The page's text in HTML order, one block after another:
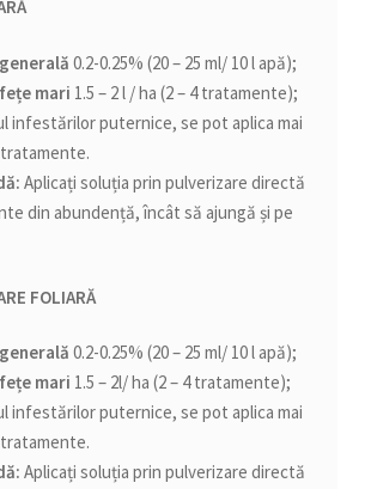
0.2-0.25% (20 – 25 ml/ 10 l apă);
mari 1.5 – 2 l / ha (2 – 4 tratamente);
infestărilor puternice, se pot aplica mai
Aplicați soluția prin pulverizare directă
din abundență, încât să ajungă și pe
FOLIARĂ
0.2-0.25% (20 – 25 ml/ 10 l apă);
mari 1.5 – 2l/ ha (2 – 4 tratamente);
infestărilor puternice, se pot aplica mai
Aplicați soluția prin pulverizare directă